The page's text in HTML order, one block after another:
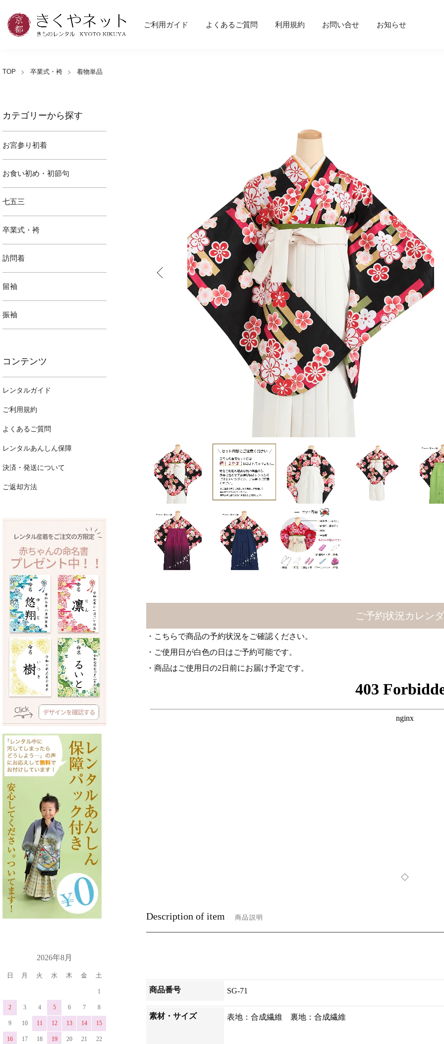
ご利用ガイド よくあるご質問 利用規約 お問い合せ お知らせ
TOP 卒業式・袴 着物単品
ご予約状況カレン
・こちらで商品の予約状況をご確認ください。
・ご使用日が白色の日はご予約可能です。
・商品はご使用日の2日前にお届け予定です。
◇
Description of item 商品説明
商品番号 SG-71
素材・サイズ 表地：合成繊維 裏地：合成繊維
カテゴリーから探す
お宮参り初着
お食い初め・初節句
七五三
卒業式・袴
訪問着
留袖
振袖
コンテンツ
レンタルガイド
ご利用規約
よくあるご質問
レンタルあんしん保障
決済・発送について
ご返却方法
2026年8月
日 月 火 水 木 金 土
1
2 3 4 5 6 7 8
9 10 11 12 13 14 15
16 17 18 19 20 21 22